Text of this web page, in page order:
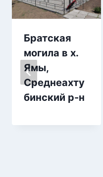
Братская
могила в х.
Ямы,
Среднеахту
бинский р-н